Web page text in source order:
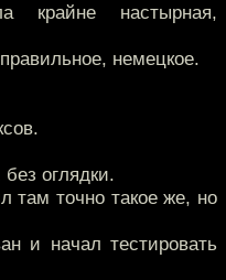
крайне настырная,
немецкое.
оглядки.
там точно такое же, но
и начал тестировать